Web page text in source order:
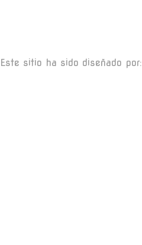
Este sitio ha sido diseñado por: